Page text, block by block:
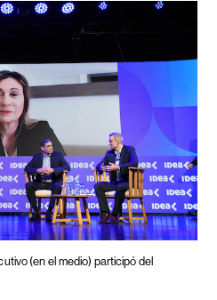
(en el medio) participó del